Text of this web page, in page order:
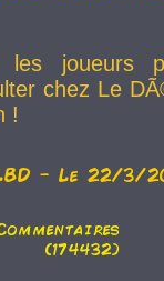
les joueurs
chez Le
!
- Le 22/3/
(174432)